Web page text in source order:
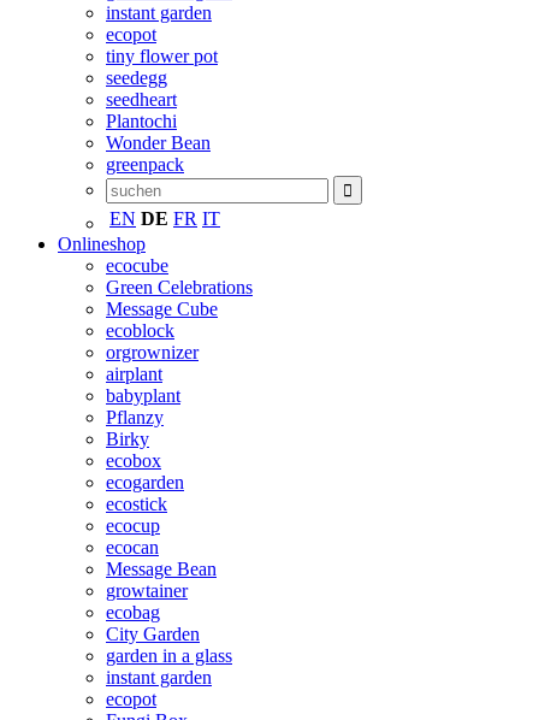
instant garden
ecopot
tiny flower pot
seedegg
seedheart
Plantochi
Wonder Bean
greenpack
EN DE FR IT
Onlineshop
ecocube
Green Celebrations
Message Cube
ecoblock
orgrownizer
airplant
babyplant
Pflanzy
Birky
ecobox
ecogarden
ecostick
ecocup
ecocan
Message Bean
growtainer
ecobag
City Garden
garden in a glass
instant garden
ecopot